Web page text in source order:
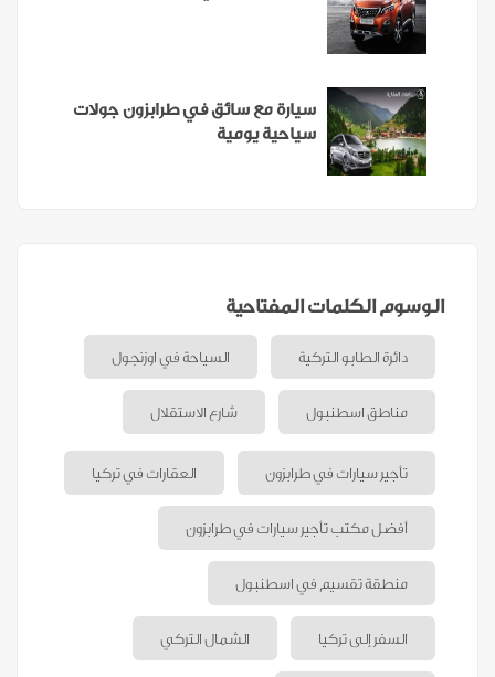
سيارة مع سائق في طرابزون جولات
سياحية يومية
الوسوم الكلمات المفتاحية
السياحة في اوزنجول دائرة الطابو التركية
شارع الاستقلال مناطق اسطنبول
العقارات في تركيا تأجير سيارات في طرابزون
أفضل مكتب تأجير سيارات في طرابزون
منطقة تقسيم في اسطنبول
الشمال التركي السفر إلى تركيا